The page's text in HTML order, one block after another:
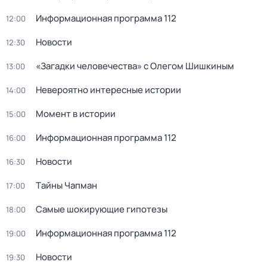
12:00 Информационная программа 112
12:30 Новости
13:00 «Загадки человечeства» с Олeгом Шишкиным
14:00 Невероятно интересные истории
15:00 Момент в истории
16:00 Информационная программа 112
16:30 Новости
17:00 Тaйны Чапман
18:00 Самые шoкиpующие гипотезы
19:00 Информационная программа 112
19:30 Новости